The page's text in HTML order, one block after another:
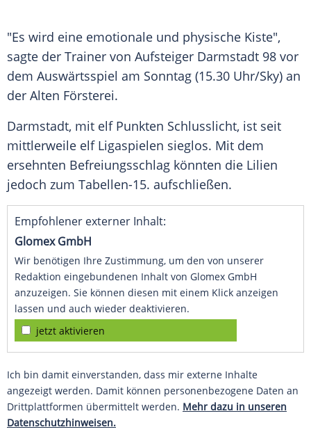
"Es wird eine emotionale und physische Kiste",
sagte der Trainer von Aufsteiger Darmstadt 98 vor
dem Auswärtsspiel am Sonntag (15.30 Uhr/Sky) an
der Alten Försterei.
Darmstadt, mit elf Punkten Schlusslicht, ist seit
mittlerweile elf Ligaspielen sieglos. Mit dem
ersehnten Befreiungsschlag könnten die Lilien
jedoch zum Tabellen-15. aufschließen.
Empfohlener externer Inhalt:
Glomex GmbH
Wir benötigen Ihre Zustimmung, um den von unserer
Redaktion eingebundenen Inhalt von Glomex GmbH
anzuzeigen. Sie können diesen mit einem Klick anzeigen
lassen und auch wieder deaktivieren.
jetzt aktivieren
Ich bin damit einverstanden, dass mir externe Inhalte
angezeigt werden. Damit können personenbezogene Daten an
Drittplattformen übermittelt werden. Mehr dazu in unseren
Datenschutzhinweisen.